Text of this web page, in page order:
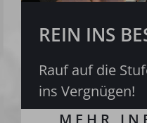
REIN INS
Rauf auf die
ins Vergnügen!